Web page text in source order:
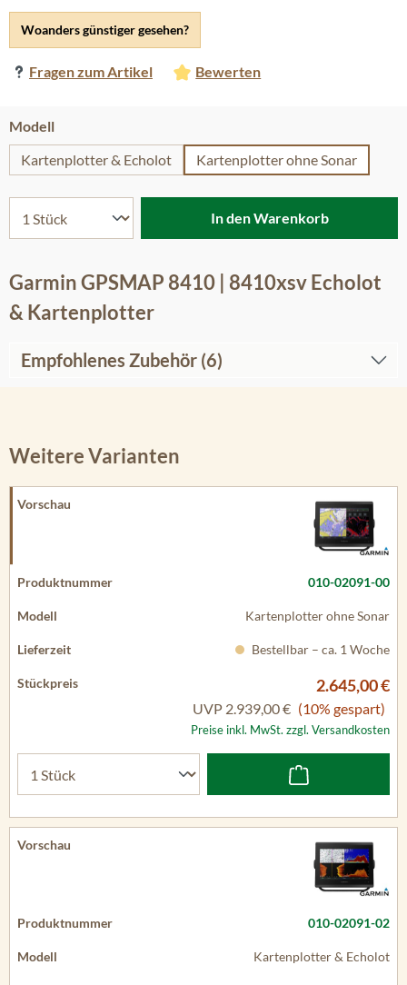
Woanders günstiger gesehen?
Fragen zum Artikel Bewerten
Modellauswählen
Kartenplotter & Echolot
Kartenplotter ohne Sonar
In den Warenkorb
Garmin GPSMAP 8410 | 8410xsv Echolot
& Kartenplotter
Empfohlenes Zubehör (6)
Weitere Varianten
010-02091-00
Kartenplotter ohne Sonar
Bestellbar – ca. 1 Woche
2.645,00 €
UVP 2.939,00 € (10% gespart)
Preise inkl. MwSt. zzgl. Versandkosten
010-02091-02
Kartenplotter & Echolot